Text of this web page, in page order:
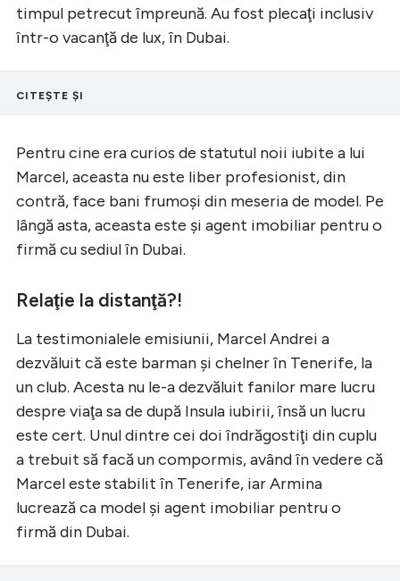
timpul petrecut împreună. Au fost plecaţi inclusiv
într-o vacanţă de lux, în Dubai.
CITEȘTE ȘI
Pentru cine era curios de statutul noii iubite a lui
Marcel, aceasta nu este liber profesionist, din
contră, face bani frumoşi din meseria de model. Pe
lângă asta, aceasta este şi agent imobiliar pentru o
firmă cu sediul în Dubai.
Relaţie la distanţă?!
La testimonialele emisiunii, Marcel Andrei a
dezvăluit că este barman şi chelner în Tenerife, la
un club. Acesta nu le-a dezvăluit fanilor mare lucru
despre viaţa sa de după Insula iubirii, însă un lucru
este cert. Unul dintre cei doi îndrăgostiţi din cuplu
a trebuit să facă un compormis, având în vedere că
Marcel este stabilit în Tenerife, iar Armina
lucrează ca model şi agent imobiliar pentru o
firmă din Dubai.